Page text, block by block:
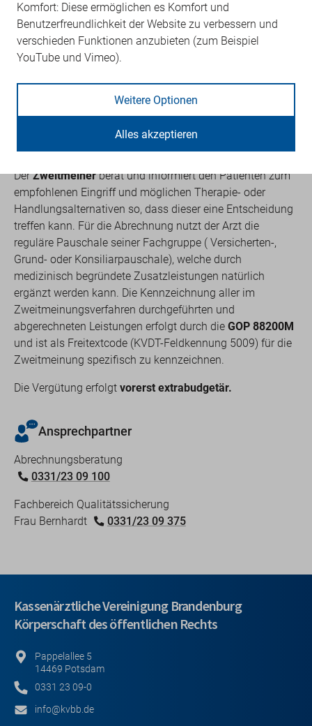
Der indikationsstellende Arzt alsErstmeiner
Patienten über den Rechtsanspruch auf eine zweite
Meinung informieren und beraten. Wird eine
Zweitmeinung gewünscht, stellt er alle Befunde
zusammen, die der Zweitmeiner benötigt. Er kann für die
Beratung und Aufklärung im Zusammenhang mit dem
ärztlichen Zweitmeinungsverfahren die
Gebührenordnungsposition (GOP)01645M
DerZweitmeinerberät und informiert den Patienten zum
empfohlenen Eingriff und möglichen Therapie- oder
Handlungsalternativen so, dass dieser eine Entscheidung
treffen kann. Für die Abrechnung nutzt der Arzt die
reguläre Pauschale seiner Fachgruppe ( Versicherten-,
Grund- oder Konsiliarpauschale), welche durch
medizinisch begründete Zusatzleistungen natürlich
ergänzt werden kann. Die Kennzeichnung aller im
Zweitmeinungsverfahren durchgeführten und
abgerechneten Leistungen erfolgt durch die GOP 88200M
und ist als Freitextcode (KVDT-Feldkennung 5009) für die
Zweitmeinung spezifisch zu kennzeichnen.
Die Vergütung erfolgt vorerst extrabudgetär.
Ansprechpartner
Abrechnungsberatung
0331/23 09 100
Fachbereich Qualitätssicherung
Frau Bernhardt
0331/23 09 375
Kassenärztliche Vereinigung Brandenburg
Körperschaft des öffentlichen Rechts
Pappelallee 5
14469 Potsdam
0331 23 09-0
info@kvbb.de
Komfort: Diese ermöglichen es Komfort und
Benutzerfreundlichkeit der Website zu verbessern und
verschieden Funktionen anzubieten (zum Beispiel
YouTube und Vimeo).
Weitere Optionen
Alles akzeptieren